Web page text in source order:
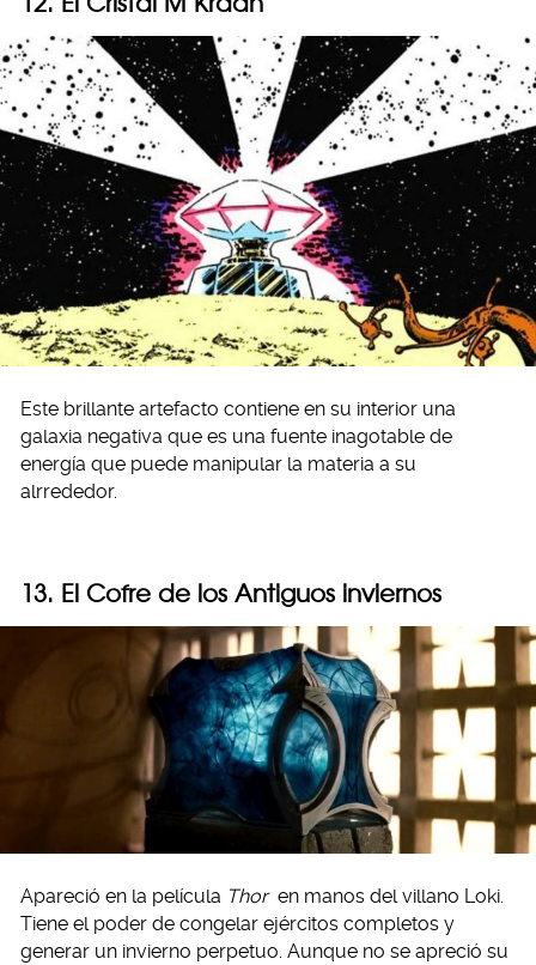
Este brillante artefacto contiene en su interior una
galaxia negativa que es una fuente inagotable de
energía que puede manipular la materia a su
alrrededor.
13. El Cofre de los Antiguos inviernos
Apareció en la película Thor en manos del villano Loki.
Tiene el poder de congelar ejércitos completos y
generar un invierno perpetuo. Aunque no se apreció su